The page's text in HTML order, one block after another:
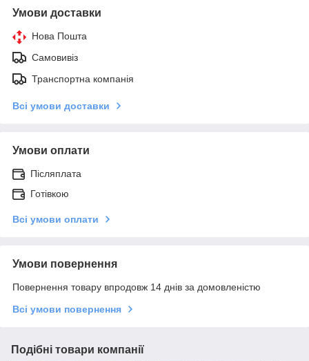
Умови доставки
Нова Пошта
Самовивіз
Транспортна компанія
Всі умови доставки
Умови оплати
Післяплата
Готівкою
Всі умови оплати
Умови повернення
Повернення товару впродовж 14 днів за домовленістю
Всі умови повернення
Подібні товари компанії